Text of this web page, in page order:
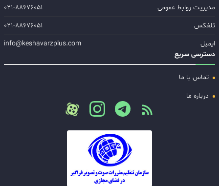
مدیریت روابط عمومی
۰۲۱-۸۸۶۷۶۰۵۱
تلفکس
۰۲۱-۸۸۶۷۶۰۵۱
ایمیل
info@keshavarzplus.com
دسترسی سریع
تماس با ما
درباره ما